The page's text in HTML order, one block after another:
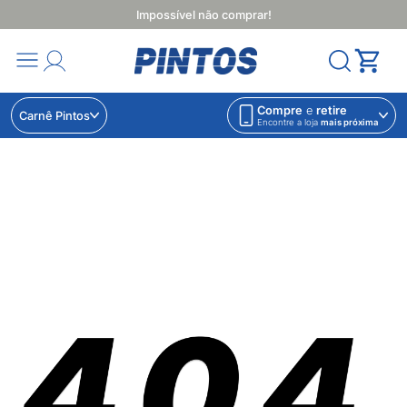
Impossível não comprar!
Carnê Pintos Compre e retire
Encontre a loja mais próxima